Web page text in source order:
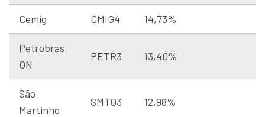
Cemig CMIG4 14,73%
Petrobras
ON
PETR3 13,40%
São
Martinho
SMTO3 12,98%